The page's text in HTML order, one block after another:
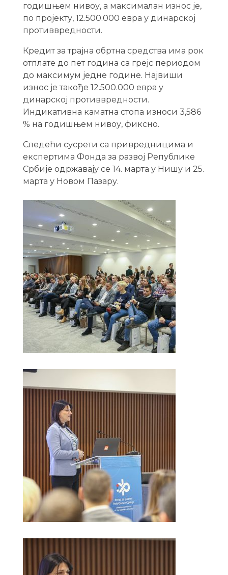
годишњем нивоу, а максималан износ је,
по пројекту, 12.500.000 евра у динарској
противвредности.
Кредит за трајна обртна средства има рок
отплате до пет година са грејс периодом
до максимум једне године. Највиши
износ је такође 12.500.000 евра у
динарској противвредности.
Индикативна каматна стопа износи 3,586
% на годишњем нивоу, фиксно.
Следећи сусрети са привредницима и
експертима Фонда за развој Републике
Србије одржавају се 14. марта у Нишу и 25.
марта у Новом Пазару.